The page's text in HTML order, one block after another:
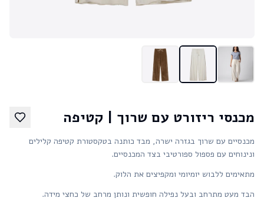
מכנסי ריזורט עם שרוך | קטיפה
מכנסיים עם שרוך בגזרה ישרה, מבד כותנה בטקסטורת קטיפה קלילים
ונינוחים עם פספול ספורטיבי בצד המכנסיים.
מתאימים ללבוש יומיומי ומקפיצים את הלוק.
הבד מעט מתרחב ובעל נפילה חופשית ונותן מרחב של כחצי מידה.